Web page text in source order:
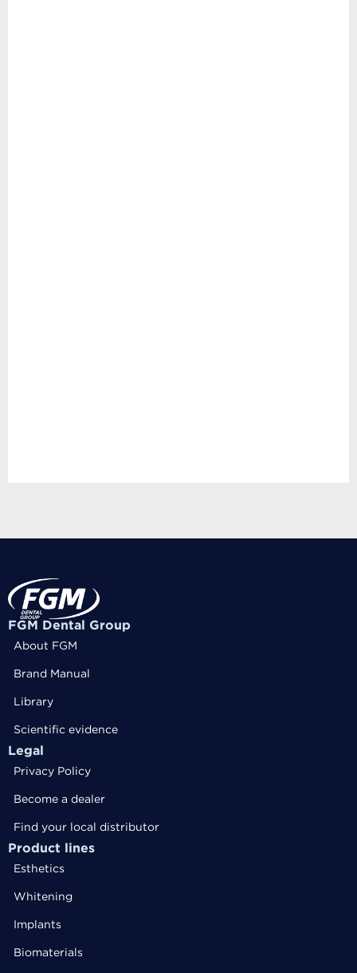
FGM Dental Group
About FGM
Brand Manual
Library
Scientific evidence
Legal
Privacy Policy
Become a dealer
Find your local distributor
Product lines
Esthetics
Whitening
Implants
Biomaterials